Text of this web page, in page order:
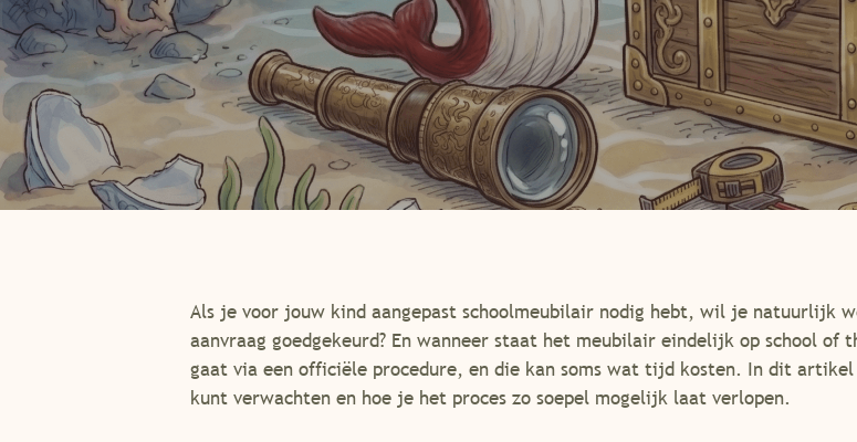
By Roland Ouwejan
Als je voor jouw kind aangepast schoolmeubilair nodig hebt, wil je natuurlijk
aanvraag goedgekeurd? En wanneer staat het meubilair eindelijk op school of
gaat via een officiële procedure, en die kan soms wat tijd kosten. In dit
kunt verwachten en hoe je het proces zo soepel mogelijk laat verlopen.